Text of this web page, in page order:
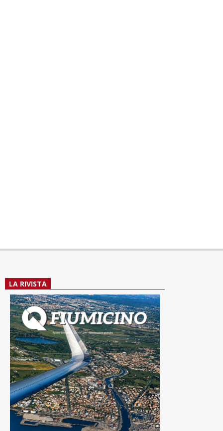
LA RIVISTA